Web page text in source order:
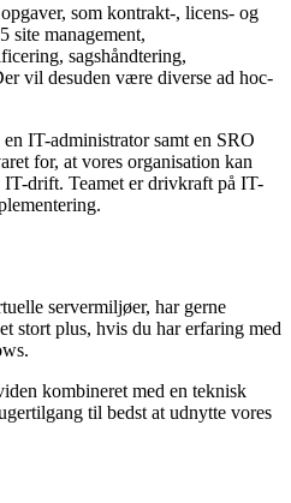
som kontrakt-, licens- og
site management,
sagshåndtering,
vil desuden være diverse ad hoc-
IT-administrator samt en SRO
for, at vores organisation kan
drift. Teamet er drivkraft på IT-
servermiljøer, har gerne
stort plus, hvis du har erfaring med
kombineret med en teknisk
til bedst at udnytte vores